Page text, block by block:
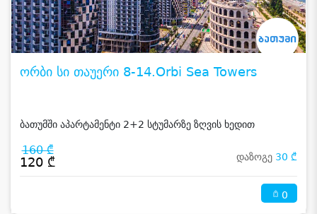
ორბი სი თაუერი 8-14.Orbi Sea Towers
ბათუმში აპარტამენტი 2+2 სტუმარზე ზღვის ხედით
160 ₾
120 ₾ დაზოგე 30 ₾
0